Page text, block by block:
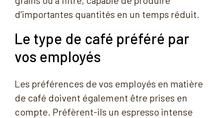
d'importantes quantités en un temps réduit.
Le type de café préféré par
vos employés
Les préférences de vos employés en matière
de café doivent également être prises en
compte. Préfèrent-ils un espresso intense